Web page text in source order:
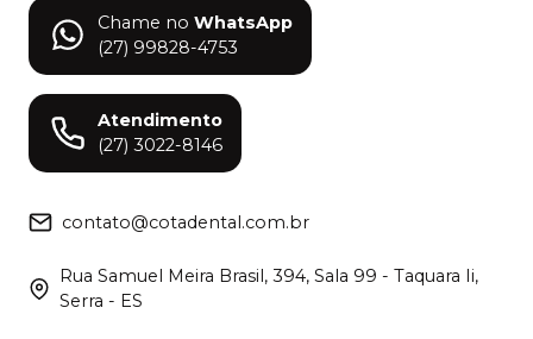
Chame no WhatsApp
(27) 99828-4753
Atendimento
(27) 3022-8146
contato@cotadental.com.br
Rua Samuel Meira Brasil, 394, Sala 99 - Taquara Ii,
Serra - ES